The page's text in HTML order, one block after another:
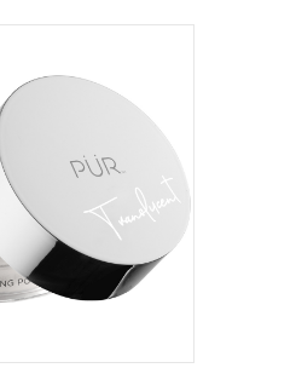
mitu
varianti.
Valikud
saab
valida
toote
lehel